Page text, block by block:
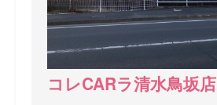
コレCARラ清水鳥坂店